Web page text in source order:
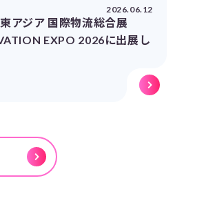
2026.06.12
アジア 国際物流総合展
EXPO 2026に出展し